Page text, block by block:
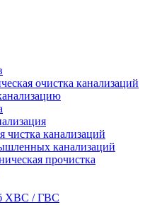
очистка канализаций
чистка канализаций
канализаций
прочистка
ХВС / ГВС